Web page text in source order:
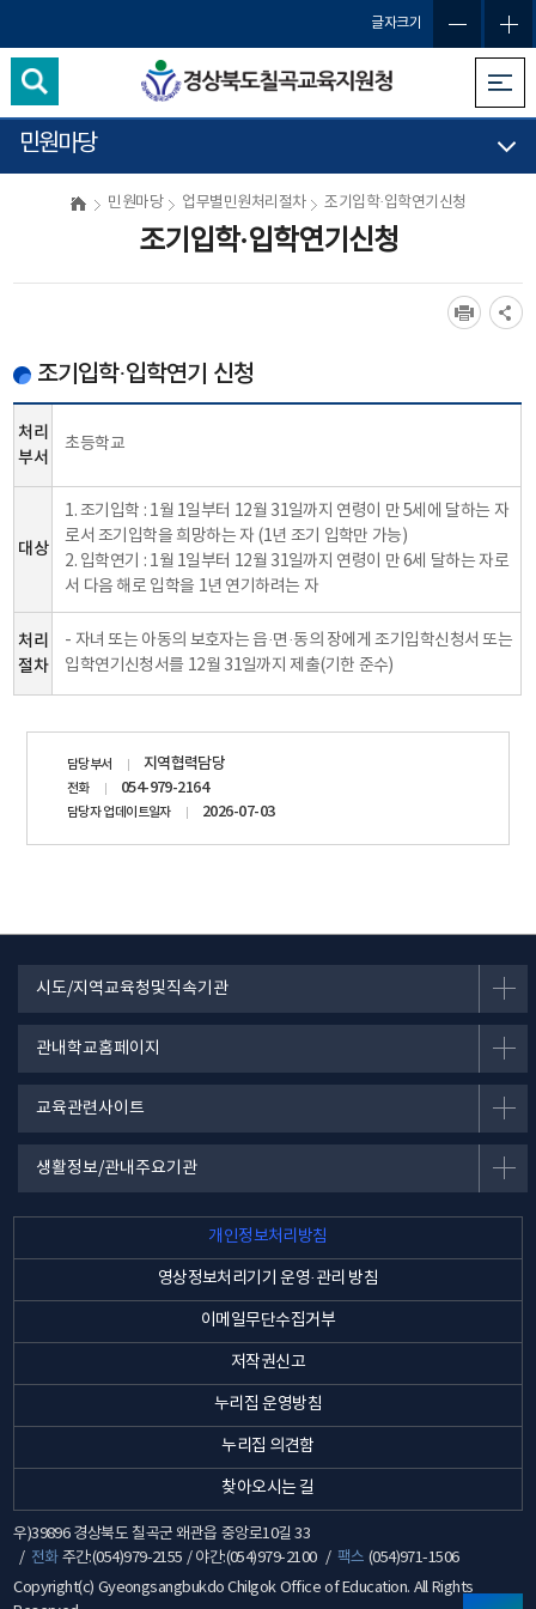
글자크기
민원마당
민원마당 업무별민원처리절차 조기입학·입학연기신청
조기입학·입학연기신청
조기입학·입학연기 신청
처리
부서
초등학교
대상
1. 조기입학 : 1월 1일부터 12월 31일까지 연령이 만 5세에 달하는 자
로서 조기입학을 희망하는 자 (1년 조기 입학만 가능)
2. 입학연기 : 1월 1일부터 12월 31일까지 연령이 만 6세 달하는 자로
서 다음 해로 입학을 1년 연기하려는 자
처리
절차
- 자녀 또는 아동의 보호자는 읍·면·동의 장에게 조기입학신청서 또는
입학연기신청서를 12월 31일까지 제출(기한 준수)
담당부서 지역협력담당
전화 054-979-2164
담당자 업데이트일자 2026-07-03
시도/지역교육청및직속기관
관내학교홈페이지
교육관련사이트
생활정보/관내주요기관
개인정보처리방침
영상정보처리기기 운영·관리 방침
이메일무단수집거부
저작권신고
누리집 운영방침
누리집 의견함
찾아오시는 길
우)39896 경상북도 칠곡군 왜관읍 중앙로10길 33
전화주간:(054)979-2155 / 야간:(054)979-2100 팩스 (054)971-1506
Copyright(c) Gyeongsangbukdo Chilgok Office of Education. All Rights